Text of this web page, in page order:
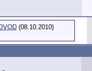
(08.10.2010)